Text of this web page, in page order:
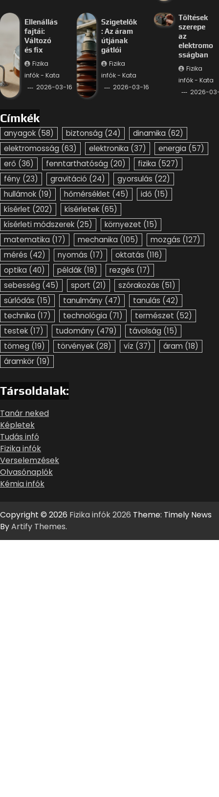
Ellenállás
fajtái:
Változó
és fix
Fizika
infók - Kata
2026-03-16
Szigetelők
: Az áram
útjának
gátlói
Fizika
infók - Kata
2026-03-16
Töltések
szerepe
az
elektromo
sságban
Fizika
infók - Kata
2026-
Címkék
anyagok (58) biztonság (24) dinamika (62)
elektromosság (63) elektronika (37) energia (57)
erő (36) fenntarthatóság (20) fizika (527)
fény (23) gravitáció (24) gyorsulás (22)
hullámok (19) hőmérséklet (45) idő (15)
kísérlet (202) kísérletek (65)
kísérleti módszerek (25) környezet (15)
matematika (17) mechanika (105) mozgás (127)
mérés (42) nyomás (17) oktatás (116)
optika (40) példák (18) rezgés (17)
sebesség (45) sport (21) szórakozás (51)
súrlódás (15) tanulmány (47) tanulás (42)
technika (17) technológia (71) természet (52)
testek (17) tudomány (479) távolság (15)
tömeg (19) törvények (28) víz (37) áram (18)
áramkör (19)
Társoldalak:
Tanár neked
Képletek
Tudás infó
Fizika infók
Verselemzések
Olvasónaplók
Kémia infók
Copyright © 2026 Fizika infók 2026 Theme: Timely News
ByArtify Themes.